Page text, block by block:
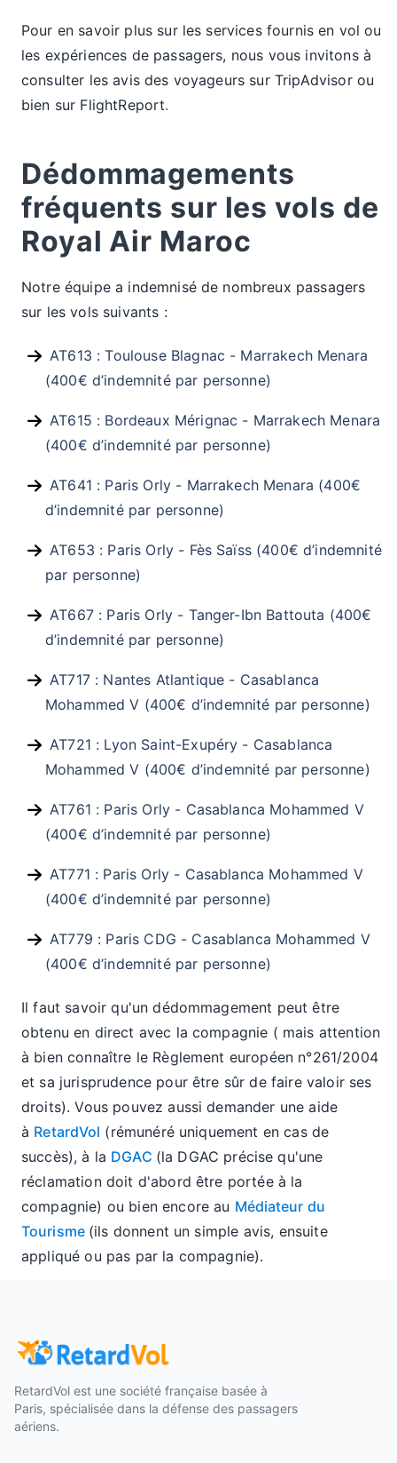
Pour en savoir plus sur les services fournis en vol ou
les expériences de passagers, nous vous invitons à
consulter les avis des voyageurs sur TripAdvisor ou
bien sur FlightReport.
Dédommagements
fréquents sur les vols de
Royal Air Maroc
Notre équipe a indemnisé de nombreux passagers
sur les vols suivants :
AT613 : Toulouse Blagnac - Marrakech Menara
(400€ d’indemnité par personne)
AT615 : Bordeaux Mérignac - Marrakech Menara
(400€ d’indemnité par personne)
AT641 : Paris Orly - Marrakech Menara (400€
d’indemnité par personne)
AT653 : Paris Orly - Fès Saïss (400€ d’indemnité
par personne)
AT667 : Paris Orly - Tanger-Ibn Battouta (400€
d’indemnité par personne)
AT717 : Nantes Atlantique - Casablanca
Mohammed V (400€ d’indemnité par personne)
AT721 : Lyon Saint-Exupéry - Casablanca
Mohammed V (400€ d’indemnité par personne)
AT761 : Paris Orly - Casablanca Mohammed V
(400€ d’indemnité par personne)
AT771 : Paris Orly - Casablanca Mohammed V
(400€ d’indemnité par personne)
AT779 : Paris CDG - Casablanca Mohammed V
(400€ d’indemnité par personne)
Il faut savoir qu'un dédommagement peut être
obtenu en direct avec la compagnie ( mais attention
à bien connaître le Règlement européen n°261/2004
et sa jurisprudence pour être sûr de faire valoir ses
droits). Vous pouvez aussi demander une aide
à RetardVol (rémunéré uniquement en cas de
succès), à la DGAC (la DGAC précise qu'une
réclamation doit d'abord être portée à la
compagnie) ou bien encore au Médiateur du
Tourisme (ils donnent un simple avis, ensuite
appliqué ou pas par la compagnie).
RetardVol est une société française basée à
Paris, spécialisée dans la défense des passagers
aériens.